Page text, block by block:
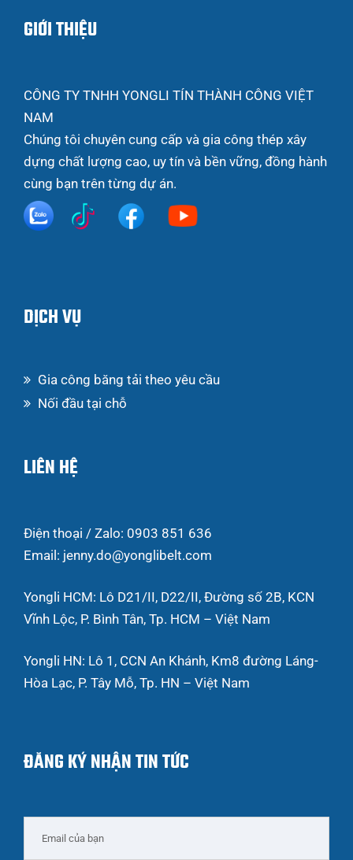
GIỚI THIỆU
CÔNG TY TNHH YONGLI TÍN THÀNH CÔNG VIỆT
NAM
Chúng tôi chuyên cung cấp và gia công thép xây
dựng chất lượng cao, uy tín và bền vững, đồng hành
cùng bạn trên từng dự án.
DỊCH VỤ
Gia công băng tải theo yêu cầu
Nối đầu tại chỗ
LIÊN HỆ
Điện thoại / Zalo: 0903 851 636
Email: jenny.do@yonglibelt.com
Yongli HCM: Lô D21/II, D22/II, Đường số 2B, KCN
Vĩnh Lộc, P. Bình Tân, Tp. HCM – Việt Nam
Yongli HN: Lô 1, CCN An Khánh, Km8 đường Láng-
Hòa Lạc, P. Tây Mỗ, Tp. HN – Việt Nam
ĐĂNG KÝ NHẬN TIN TỨC